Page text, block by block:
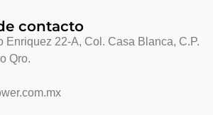
contacto
Enriquez 22-A, Col. Casa Blanca, C.P.
Qro.